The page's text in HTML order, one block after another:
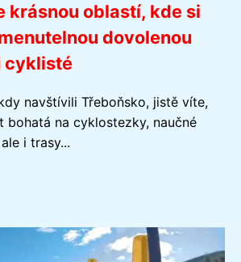
krásnou oblastí, kde si
dovolenou
cyklisté
navštívili Třeboňsko, jistě víte,
bohatá na cyklostezky, naučné
i trasy...